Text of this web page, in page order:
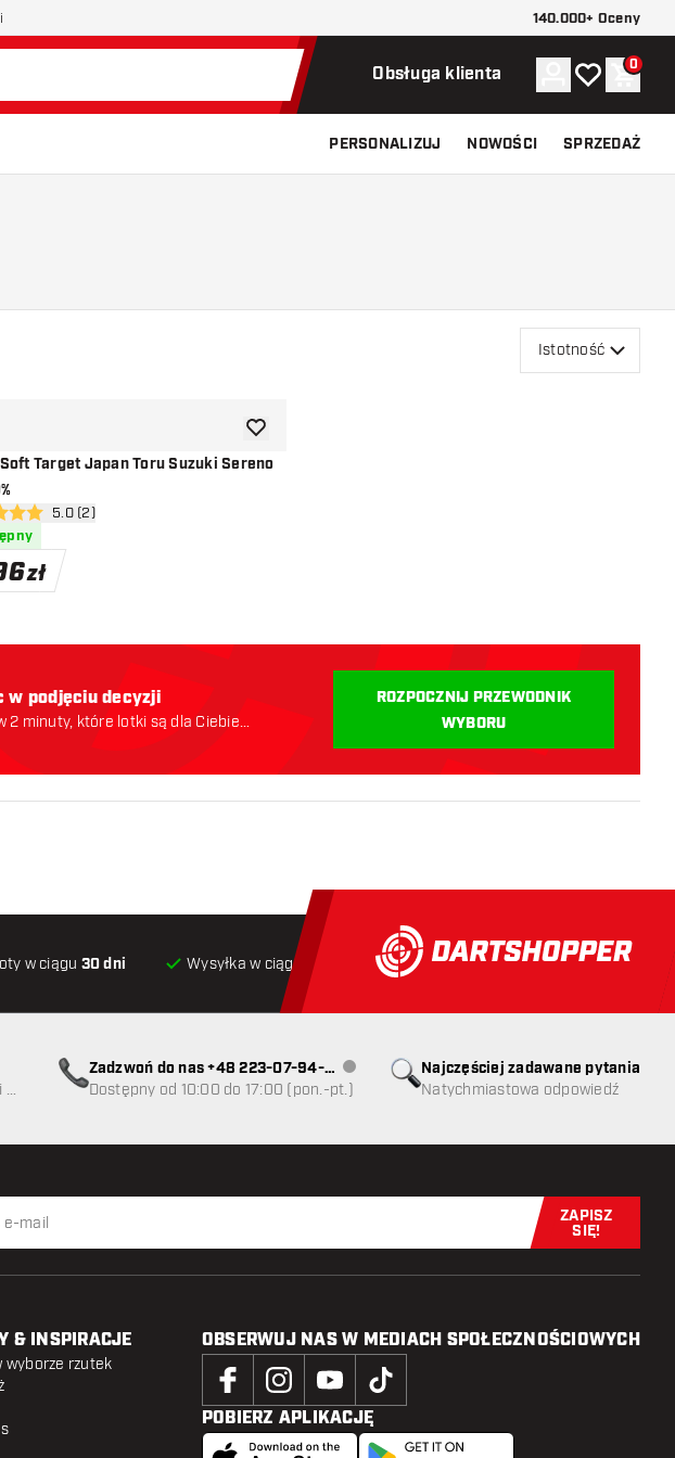
140.000+ Oceny
Obsługa klienta Konto
Moja listaKoszyk
0
PERSONALIZUJ NOWOŚCI SPRZEDAŻ
Istotność
Target Japan Toru Suzuki Sereno
otwórz panel recenzji
oceny5.0 (2)
zł
dodaj do listy życzeń
w podjęciu decyzji
2 minuty, które lotki są dla Ciebie
ROZPOCZNIJ PRZEWODNIK
WYBORU
w ciągu 30 dni Wysyłka w ciągu 24 godzin Darmowa wysyłka od 250 złoty
Najczęściej zadawane pytania
Natychmiastowa odpowiedź
w
Zadzwoń do nas +48 223-07-94-
89
Obsługa klienta niedostępna
Dostępny od 10:00 do 17:00 (pon.-pt.)
Zapisz się
ZAPISZ
SIĘ!
& INSPIRACJE
wyborze rzutek
OBSERWUJ NAS W MEDIACH SPOŁECZNOŚCIOWYCH
POBIERZ APLIKACJĘ